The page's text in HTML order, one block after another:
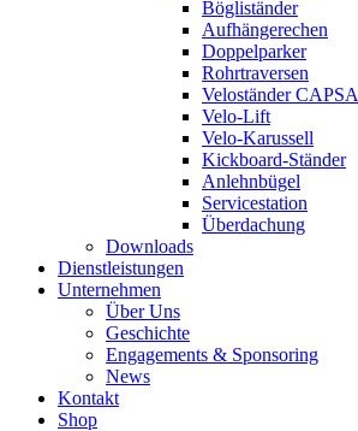
Bögliständer
Aufhängerechen
Doppelparker
Rohrtraversen
Veloständer CAPSA
Velo-Lift
Velo-Karussell
Kickboard-Ständer
Anlehnbügel
Servicestation
Überdachung
Downloads
Dienstleistungen
Unternehmen
Über Uns
Geschichte
Engagements & Sponsoring
News
Kontakt
Shop